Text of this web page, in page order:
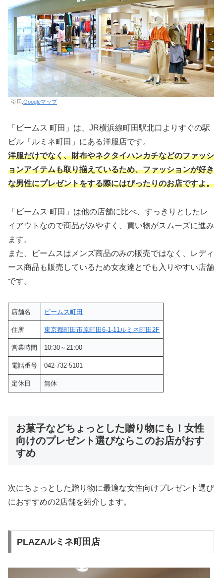
引用:Googleマップ
「ビームス 町田」は、JR横浜線町田駅北口よりすぐの駅
ビル「ルミネ町田」にある洋服店です。
洋服だけでなく、財布やネクタイハンカチなどのファッシ
ョンアイテムも取り揃えているため、ファッションが好き
な男性にプレゼントをする際にはぴったりのお店ですよ。
「ビームス 町田」は他の店舗に比べ、すっきりとしたレ
イアウトなので商品がみやすく、買い物がスムーズに進み
ます。
また、ビームスはメンズ商品のみの販売ではなく、レディ
ース商品も販売しているため女友達とでも入りやすい店舗
です。
店舗名 ビームス町田
住所 東京都町田市原町田6-1-11ルミネ町田2F
営業時間 10:30～21:00
電話番号 042-732-5101
定休日 無休
お菓子などちょっとした贈り物にも！女性
向けのプレゼント選びならこのお店がおす
すめ
次にちょっとした贈り物に最適な女性向けプレゼント選び
におすすめの2店舗を紹介します。
PLAZAルミネ町田店